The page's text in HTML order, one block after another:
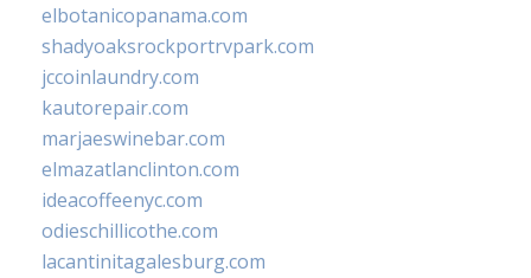
elbotanicopanama.com
shadyoaksrockportrvpark.com
jccoinlaundry.com
kautorepair.com
marjaeswinebar.com
elmazatlanclinton.com
ideacoffeenyc.com
odieschillicothe.com
lacantinitagalesburg.com